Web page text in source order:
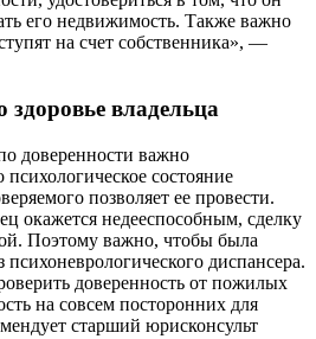
его недвижимость. Также важно
на счет собственника», —
здоровье владельца
доверенности важно
психологическое состояние
позволяет ее провести.
окажется недееспособным, сделку
Поэтому важно, чтобы была
психоневрологического диспансера.
доверенность от пожилых
на совсем посторонних для
старший юрисконсульт